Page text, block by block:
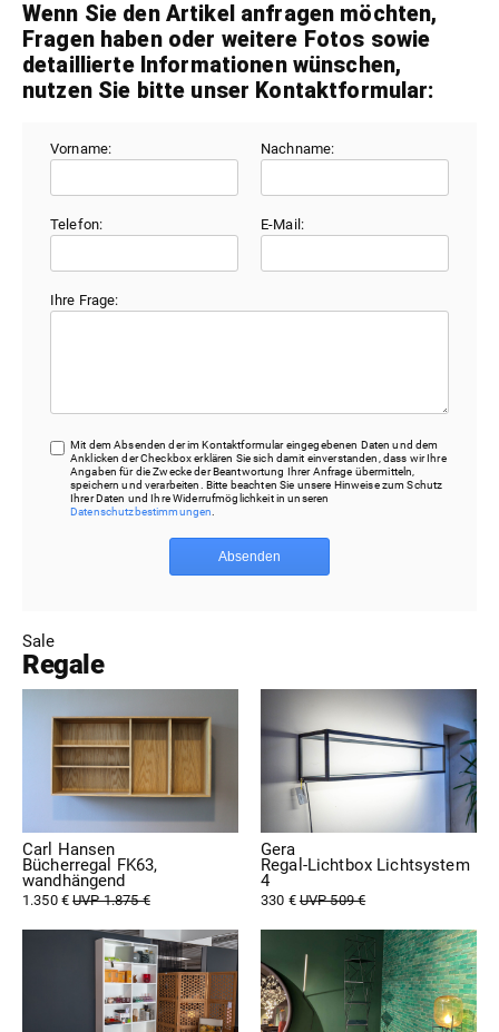
Wenn Sie den Artikel anfragen möchten,
Fragen haben oder weitere Fotos sowie
detaillierte Informationen wünschen,
nutzen Sie bitte unser Kontaktformular:
Vorname: Nachname:
Telefon: E-Mail:
Ihre Frage:
Mit dem Absenden der im Kontaktformular eingegebenen Daten und dem
Anklicken der Checkbox erklären Sie sich damit einverstanden, dass wir Ihre
Angaben für die Zwecke der Beantwortung Ihrer Anfrage übermitteln,
speichern und verarbeiten. Bitte beachten Sie unsere Hinweise zum Schutz
Ihrer Daten und Ihre Widerrufmöglichkeit in unseren
Datenschutzbestimmungen
Absenden
Sale
Regale
Carl Hansen
Bücherregal FK63,
wandhängend
1.350 €UVP 1.875 €
Gera
Regal-Lichtbox Lichtsystem
4
330 €UVP 509 €